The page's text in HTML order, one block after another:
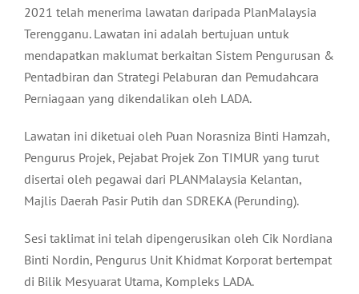
2021 telah menerima lawatan daripada PlanMalaysia
Terengganu. Lawatan ini adalah bertujuan untuk
mendapatkan maklumat berkaitan Sistem Pengurusan &
Pentadbiran dan Strategi Pelaburan dan Pemudahcara
Perniagaan yang dikendalikan oleh LADA.
Lawatan ini diketuai oleh Puan Norasniza Binti Hamzah,
Pengurus Projek, Pejabat Projek Zon TIMUR yang turut
disertai oleh pegawai dari PLANMalaysia Kelantan,
Majlis Daerah Pasir Putih dan SDREKA (Perunding).
Sesi taklimat ini telah dipengerusikan oleh Cik Nordiana
Binti Nordin, Pengurus Unit Khidmat Korporat bertempat
di Bilik Mesyuarat Utama, Kompleks LADA.